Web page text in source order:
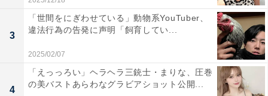
3
「世間をにぎわせている」動物系YouTuber、
違法行為の告発に声明「飼育してい...
2025/02/07
4
「えっっろい」ヘラヘラ三銃士・まりな、圧巻
の美バストあらわなグラビアショット公開...